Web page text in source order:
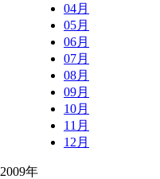
04月
05月
06月
07月
08月
09月
10月
11月
12月
2009年